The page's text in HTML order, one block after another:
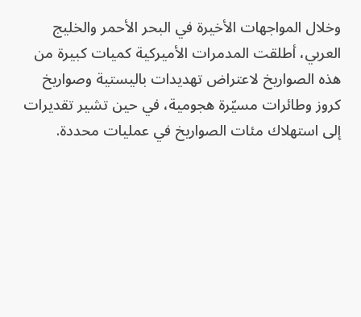
وخلال المواجهات الأخيرة في البحر الأحمر والخليج
العربي، أطلقت المدمرات الأميركية كميات كبيرة من
هذه الصواريخ لاعتراض تهديدات باليستية وصواريخ
كروز وطائرات مسيّرة هجومية، في حين تشير تقديرات
إلى استهلاك مئات الصواريخ في عمليات محددة.